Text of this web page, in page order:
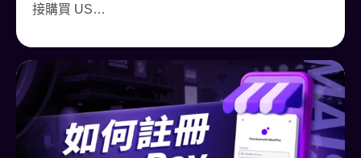
接購買 US…